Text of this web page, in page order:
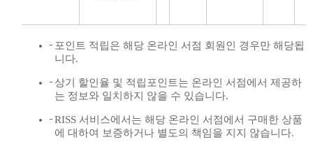
포인트 적립은 해당 온라인 서점 회원인 경우만 해당됩
니다.
상기 할인율 및 적립포인트는 온라인 서점에서 제공하
는 정보와 일치하지 않을 수 있습니다.
RISS 서비스에서는 해당 온라인 서점에서 구매한 상품
에 대하여 보증하거나 별도의 책임을 지지 않습니다.